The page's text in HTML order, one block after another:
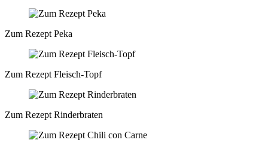
Zum Rezept Peka
Zum Rezept Fleisch-Topf
Zum Rezept Rinderbraten